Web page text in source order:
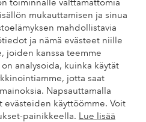
toiminnalle välttämättömiä
mukauttamisen ja sinua
mahdollistavia
ja nämä evästeet niille
joiden kanssa teemme
analysoida, kuinka käytät
jotta saat
Napsauttamalla
evästeiden käyttöömme. Voit
painikkeella. Lue lisää